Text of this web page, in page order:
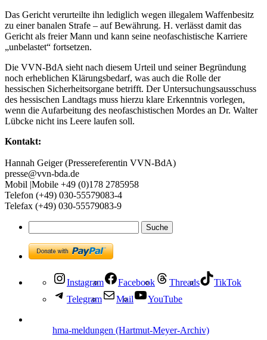
Das Gericht verurteilte ihn lediglich wegen illegalem Waffenbesitz
zu einer banalen Strafe – auf Bewährung. H. verlässt damit das
Gericht als freier Mann und kann seine neofaschistische Karriere
„unbelastet“ fortsetzen.
Die VVN-BdA sieht nach diesem Urteil und seiner Begründung
noch erheblichen Klärungsbedarf, was auch die Rolle der
hessischen Sicherheitsorgane betrifft. Der Untersuchungsausschuss
des hessischen Landtags muss hierzu klare Erkenntnis vorlegen,
wenn die Aufarbeitung des neofaschistischen Mordes an Dr. Walter
Lübcke nicht ins Leere laufen soll.
Kontakt:
Hannah Geiger (Pressereferentin VVN-BdA)
presse@vvn-bda.de
Mobil |Mobile +49 (0)178 2785958
Telefon (+49) 030-55579083-4
Telefax (+49) 030-55579083-9
Instagram Facebook Threads
TikTok
Telegram
Mail YouTube
hma-meldungen (Hartmut-Meyer-Archiv)